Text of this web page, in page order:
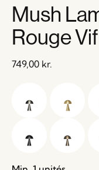
Mush
Rouge Vif
749,00 kr.